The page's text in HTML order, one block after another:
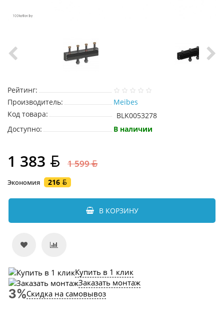
Рейтинг:
Производитель:
Meibes
Код товара:
BLK0053278
Доступно:
В наличии
1 383 1 599
Экономия 216
В КОРЗИНУ
Купить в 1 клик
Заказать монтаж
Скидка на самовывоз